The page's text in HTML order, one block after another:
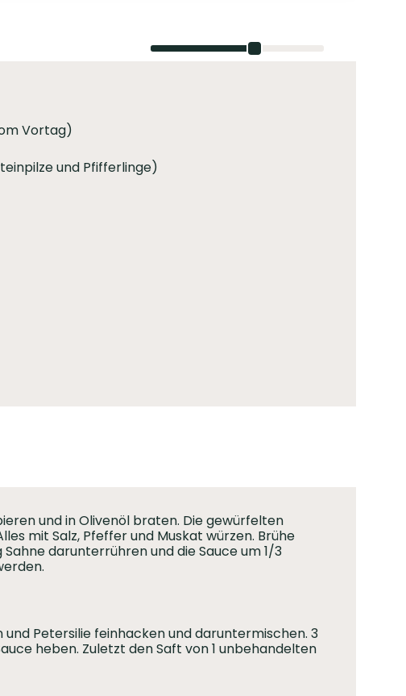
Vortag)
und Pfifferlinge)
und in Olivenöl braten. Die gewürfelten
mit Salz, Pfeffer und Muskat würzen. Brühe
darunterrühren und die Sauce um 1/3
und Petersilie feinhacken und daruntermischen. 3
heben. Zuletzt den Saft von 1 unbehandelten